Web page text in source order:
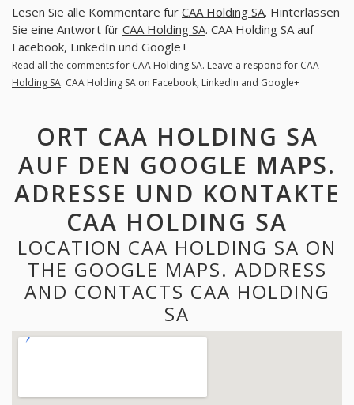
Lesen Sie alle Kommentare für CAA Holding SA. Hinterlassen
Sie eine Antwort für CAA Holding SA. CAA Holding SA auf
Facebook, LinkedIn und Google+
Read all the comments for CAA Holding SA. Leave a respond for CAA
Holding SA. CAA Holding SA on Facebook, LinkedIn and Google+
ORT CAA HOLDING SA
AUF DEN GOOGLE MAPS.
ADRESSE UND KONTAKTE
CAA HOLDING SA
LOCATION CAA HOLDING SA ON
THE GOOGLE MAPS. ADDRESS
AND CONTACTS CAA HOLDING
SA